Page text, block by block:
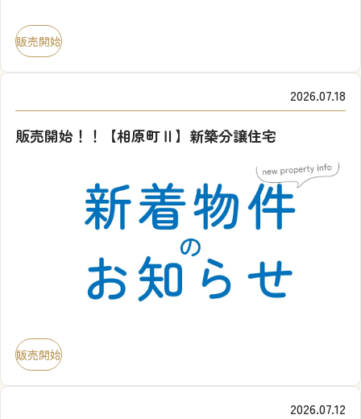
販売開始
2026.07.18
販売開始！！【相原町Ⅱ】新築分譲住宅
販売開始
2026.07.12